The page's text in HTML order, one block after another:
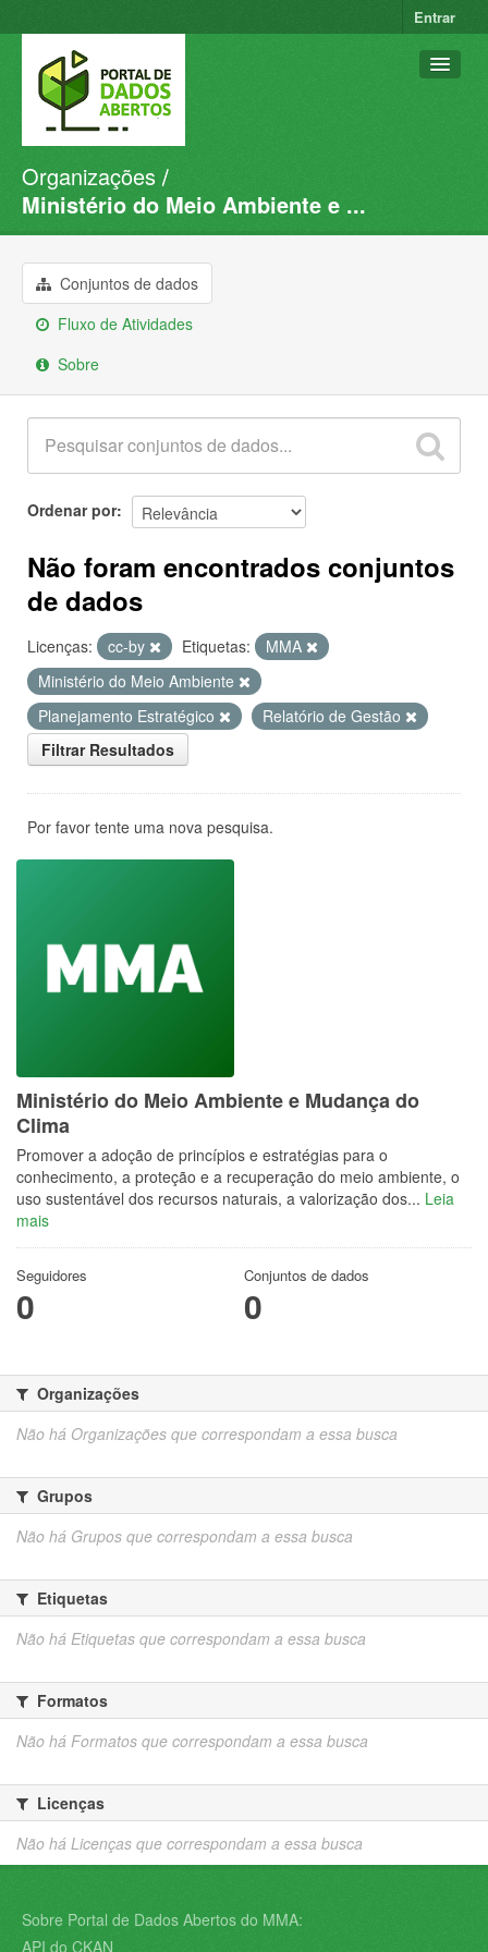
Entrar
Conjuntos de dados
Organizações
Sobre
Organizações
Ministério do Meio Ambiente e ...
Conjuntos de dados
Fluxo de Atividades
Sobre
Ordenar por
Não foram encontrados conjuntos
de dados
Licenças: cc-by Etiquetas:
MMA
Ministério do Meio Ambiente
Planejamento Estratégico
Relatório de Gestão
Filtrar Resultados
Por favor tente uma nova pesquisa.
Ministério do Meio Ambiente e Mudança do
Clima
Promover a adoção de princípios e estratégias para o
conhecimento, a proteção e a recuperação do meio ambiente, o
uso sustentável dos recursos naturais, a valorização dos... Leia
mais
Seguidores
0
Conjuntos de dados
0
Organizações
Não há Organizações que correspondam a essa busca
Grupos
Não há Grupos que correspondam a essa busca
Etiquetas
Não há Etiquetas que correspondam a essa busca
Formatos
Não há Formatos que correspondam a essa busca
Licenças
Não há Licenças que correspondam a essa busca
Sobre Portal de Dados Abertos do MMA:
API do CKAN